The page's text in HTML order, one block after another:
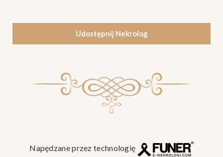
Udostępnij Nekrolog
Napędzane przez technologię